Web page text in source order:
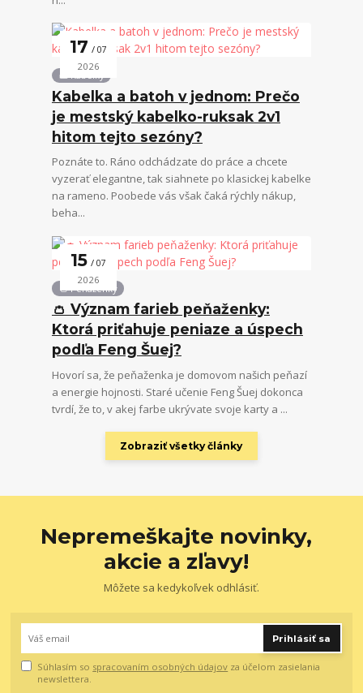
17 07
2026
👜 Kabelky
Kabelka a batoh v jednom: Prečo
je mestský kabelko-ruksak 2v1
hitom tejto sezóny?
Poznáte to. Ráno odchádzate do práce a chcete
vyzerať elegantne, tak siahnete po klasickej kabelke
na rameno. Poobede vás však čaká rýchly nákup,
beha...
15 07
2026
👛 Peňaženky
👛 Význam farieb peňaženky:
Ktorá priťahuje peniaze a úspech
podľa Feng Šuej?
Hovorí sa, že peňaženka je domovom našich peňazí
a energie hojnosti. Staré učenie Feng Šuej dokonca
tvrdí, že to, v akej farbe ukrývate svoje karty a ...
Zobraziť všetky články
Nepremeškajte novinky,
akcie a zľavy!
Môžete sa kedykoľvek odhlásiť.
Prihlásiť sa
Súhlasím so spracovaním osobných údajov za účelom zasielania
newslettera.